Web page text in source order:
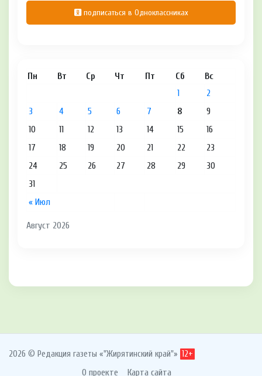
подписаться в Одноклассниках
Август 2026
Пн Вт Ср Чт Пт Сб Вс
« Июл
1
2
3
4 5 6 7 8
9
10
11 12 13 14 15
16
17
18 19 20 21 22
23
24
25 26 27 28 29
30
31
2026 © Редакция газеты «"Жирятинский край"» 12+
О проекте Карта сайта